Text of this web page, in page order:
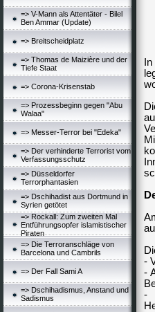
=> V-Mann als Attentäter - Bilel
Ben Ammar (Update)
=> Breitscheidplatz
=> Thomas de Maizière und der
Tiefe Staat
=> Corona-Krisenstab
=> Prozessbeginn gegen "Abu
Walaa"
=> Messer-Terror bei "Edeka"
=> Der verhinderte Terrorist vom
Verfassungsschutz
=> Düsseldorfer
Terrorphantasien
=> Dschihadist aus Dortmund in
Syrien getötet
=> Rockall: Zum zweiten Mal
Entführungsopfer islamistischer
Piraten
=> Die Terroranschläge von
Barcelona und Cambrils
=> Der Fall Sami A
=> Dschihadismus, Anstand und
Sadismus
-
-
-